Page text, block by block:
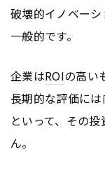
破壊的イノベー
一般的です。
企業はROIの高い
長期的な評価に
といって、その
ん。